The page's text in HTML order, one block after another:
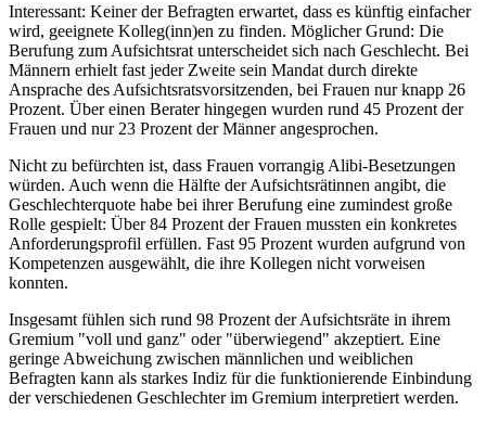
Interessant: Keiner der Befragten erwartet, dass es künftig einfacher
wird, geeignete Kolleg(inn)en zu finden. Möglicher Grund: Die
Berufung zum Aufsichtsrat unterscheidet sich nach Geschlecht. Bei
Männern erhielt fast jeder Zweite sein Mandat durch direkte
Ansprache des Aufsichtsratsvorsitzenden, bei Frauen nur knapp 26
Prozent. Über einen Berater hingegen wurden rund 45 Prozent der
Frauen und nur 23 Prozent der Männer angesprochen.
Nicht zu befürchten ist, dass Frauen vorrangig Alibi-Besetzungen
würden. Auch wenn die Hälfte der Aufsichtsrätinnen angibt, die
Geschlechterquote habe bei ihrer Berufung eine zumindest große
Rolle gespielt: Über 84 Prozent der Frauen mussten ein konkretes
Anforderungsprofil erfüllen. Fast 95 Prozent wurden aufgrund von
Kompetenzen ausgewählt, die ihre Kollegen nicht vorweisen
konnten.
Insgesamt fühlen sich rund 98 Prozent der Aufsichtsräte in ihrem
Gremium "voll und ganz" oder "überwiegend" akzeptiert. Eine
geringe Abweichung zwischen männlichen und weiblichen
Befragten kann als starkes Indiz für die funktionierende Einbindung
der verschiedenen Geschlechter im Gremium interpretiert werden.